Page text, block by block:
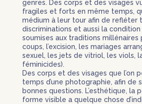
genres. Des corps et des visages
fragiles et forts en même temps,
médium à leur tour afin de refléter
discriminations et aussi la
soumises aux traditions millénaires
coups, l’excision, les mariages
sexuel, les jets de vitriol, les viols,
féminicides).
Des corps et des visages que l’on
temps d’une photographie, afin de
bonnes questions. L’esthétique, la
forme visible a quelque chose